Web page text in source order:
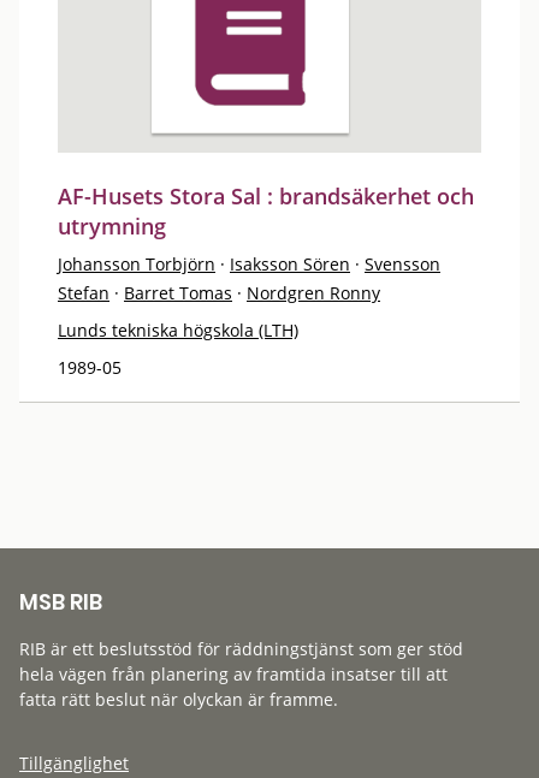
AF-Husets Stora Sal : brandsäkerhet och
utrymning
Johansson Torbjörn · Isaksson Sören · Svensson
Stefan · Barret Tomas · Nordgren Ronny
Lunds tekniska högskola (LTH)
1989-05
MSB RIB
RIB är ett beslutsstöd för räddningstjänst som ger stöd
hela vägen från planering av framtida insatser till att
fatta rätt beslut när olyckan är framme.
Tillgänglighet